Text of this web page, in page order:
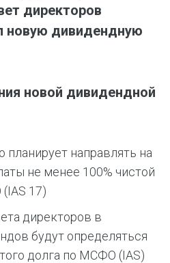
директоров
новую дивидендную
новой дивидендной
направлять на
не менее 100% чистой
17)
директоров в
будут определяться
долга по МСФО (IAS)